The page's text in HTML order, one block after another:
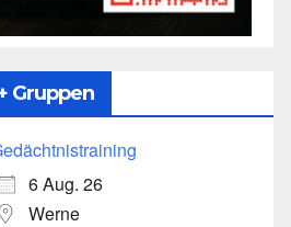
Gruppen
6 Aug. 26
Werne